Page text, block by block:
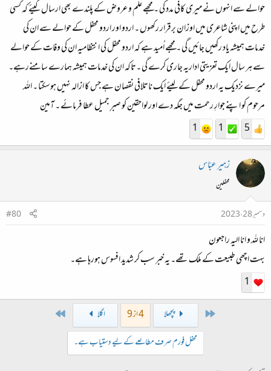
حوالے سے انہوں نے میری کافی مدد کی ۔ مجھے علم و عروض کے پلندے بھی ارسال کیئے کہ کسی
طرح میں اپنی شاعری میں اوزان برقرار رکھوں ۔ اردو اور اردو محفل کے حوالے سے ان کی
خدمات ہمیشہ یاد رکھیں جائیں گی ۔ مجھے اُمید ہے کہ اردو محفل کی انتظامیہ ان کی وفات کے حوالے
سے ہر سال ایک تعزیتی اداریہ جاری کرے گی ۔تاکہ ان کی خدمات ہمیشہ ہمارے سامنےرہے۔
میرے نزدیک یہ اردو محفل کے لیئے ایک ناتلافی نقصان ہے جس کا ازالہ نہیں ہوسکتا ۔ اللہ
مرحوم کو اپنے جوارِ رحمت میں جگہ دے اور لواحقین کو صبرِ جمیل عطا فرمائے ۔ آمین
5
1
1
زہیر عبّاس
محفلین
دسمبر 28، 2023
#80
انا للہ و انا الیہ راجعون
بہت اچھی طبیعت کے ملک تھے۔ یہ خبر سب کر شدید افسوس ہورہا ہے۔
1
پچھلا 4 از 9 اگلا
محفل فورم صرف مطالعے کے لیے دستیاب ہے۔